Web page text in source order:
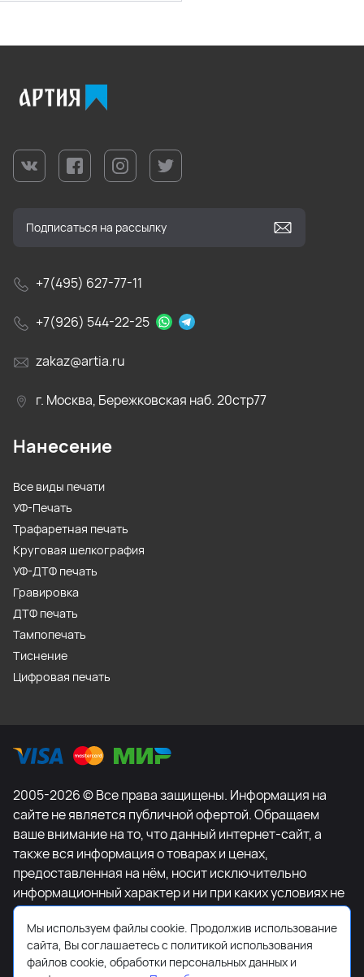
+7(495) 627-77-11
+7(926) 544-22-25
zakaz@artia.ru
г. Москва, Бережковская наб. 20стр77
Нанесение
Все виды печати
УФ-Печать
Трафаретная печать
Круговая шелкография
УФ-ДТФ печать
Гравировка
ДТФ печать
Тампопечать
Тиснение
Цифровая печать
2005-2026 © Все права защищены. Информация на
сайте не является публичной офертой. Обращаем
ваше внимание на то, что данный интернет-сайт, а
также вся информация о товарах и ценах,
предоставленная на нём, носит исключительно
информационный характер и ни при каких условиях не
является публичной офертой, определяемой
положениями Статьи 437 Гражданского кодекса
Российской Федерации. Для получения подробной
информации о наличии и стоимости указанных
Мы используем файлы cookie. Продолжив использование
сайта, Вы соглашаетесь с политикой использования
файлов cookie, обработки персональных данных и